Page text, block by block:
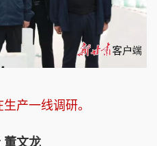
产一线调研。
董文龙